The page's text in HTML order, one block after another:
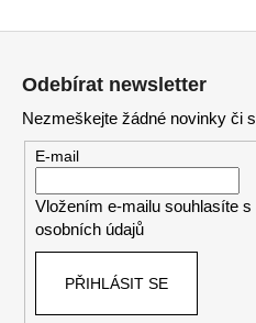
Odebírat newsletter
Nezmeškejte žádné novinky či
E-mail
Vložením e-mailu souhlasíte s
osobních údajů
PŘIHLÁSIT SE